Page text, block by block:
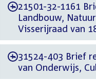
-21501-32-1161
Landbouw,
Visserijraad van
-31524-403 Brief
van Onderwijs,